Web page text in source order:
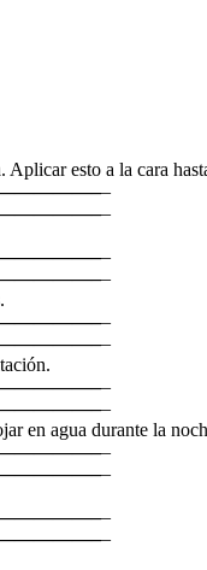
esto a la cara
–
–
–
–
–
–
–
–
en agua durante la
–
–
–
–